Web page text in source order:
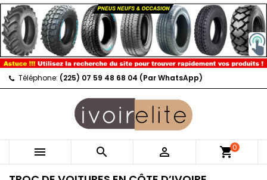
Téléphone: (225) 07 59 48 68 04 (Par WhatsApp)
   shopping_cart0